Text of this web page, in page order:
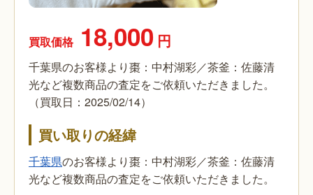
買取価格 18,000 円
千葉県のお客様より棗：中村湖彩／茶釜：佐藤清
光など複数商品の査定をご依頼いただきました。
（買取日：2025/02/14）
買い取りの経緯
千葉県のお客様より棗：中村湖彩／茶釜：佐藤清
光など複数商品の査定をご依頼いただきました。